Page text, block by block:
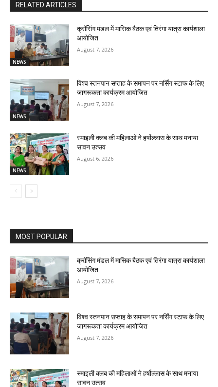
RELATED ARTICLES
NEWS
क्रॉसिंग मंडल में मासिक बैठक एवं तिरंगा यात्रा कार्यशाला
आयोजित
August 7, 2026
NEWS
विश्व स्तनपान सप्ताह के समापन पर नर्सिंग स्टाफ के लिए
जागरूकता कार्यक्रम आयोजित
August 7, 2026
NEWS
स्माइली क्लब की महिलाओं ने हर्षोल्लास के साथ मनाया
सावन उत्सव
August 6, 2026
MOST POPULAR
क्रॉसिंग मंडल में मासिक बैठक एवं तिरंगा यात्रा कार्यशाला
आयोजित
August 7, 2026
विश्व स्तनपान सप्ताह के समापन पर नर्सिंग स्टाफ के लिए
जागरूकता कार्यक्रम आयोजित
August 7, 2026
स्माइली क्लब की महिलाओं ने हर्षोल्लास के साथ मनाया
सावन उत्सव